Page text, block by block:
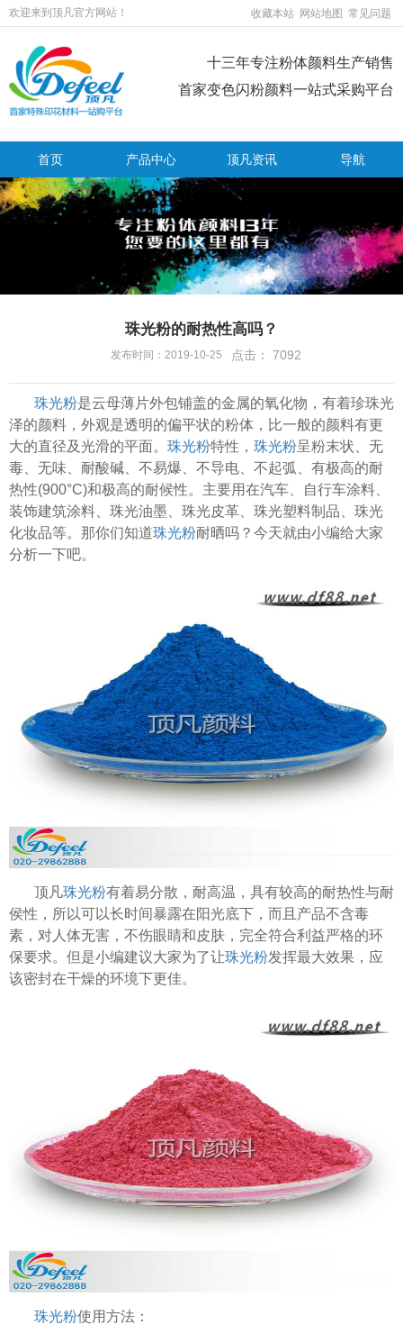
欢迎来到顶凡官方网站！ 收藏本站 网站地图 常见问题
十三年专注粉体颜料生产销售
首家变色闪粉颜料一站式采购平台
首页 产品中心 顶凡资讯 导航
珠光粉的耐热性高吗？
发布时间：2019-10-25 点击： 7092
珠光粉是云母薄片外包铺盖的金属的氧化物，有着珍珠光
泽的颜料，外观是透明的偏平状的粉体，比一般的颜料有更
大的直径及光滑的平面。 珠光粉特性， 珠光粉呈粉末状、无
毒、无味、耐酸碱、不易爆、不导电、不起弧、有极高的耐
热性(900°C)和极高的耐候性。主要用在汽车、自行车涂料、
装饰建筑涂料、珠光油墨、珠光皮革、珠光塑料制品、珠光
化妆品等。那你们知道珠光粉耐晒吗？今天就由小编给大家
分析一下吧。
顶凡珠光粉有着易分散，耐高温，具有较高的耐热性与耐
侯性，所以可以长时间暴露在阳光底下，而且产品不含毒
素，对人体无害，不伤眼睛和皮肤，完全符合利益严格的环
保要求。但是小编建议大家为了让珠光粉发挥最大效果，应
该密封在干燥的环境下更佳。
珠光粉使用方法：